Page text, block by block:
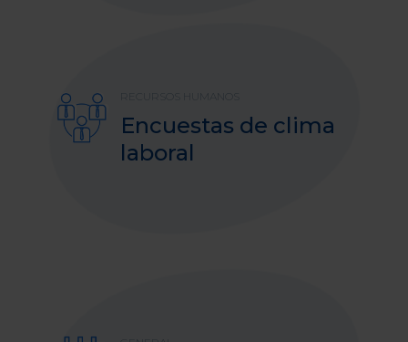
Encuestas de clima
laboral